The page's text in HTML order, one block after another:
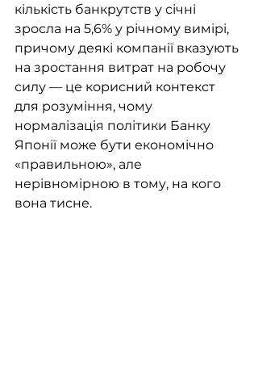
кількість банкрутств у січні
зросла на 5,6% у річному вимірі,
причому деякі компанії вказують
на зростання витрат на робочу
силу — це корисний контекст
для розуміння, чому
нормалізація політики Банку
Японії може бути економічно
«правильною», але
нерівномірною в тому, на кого
вона тисне.